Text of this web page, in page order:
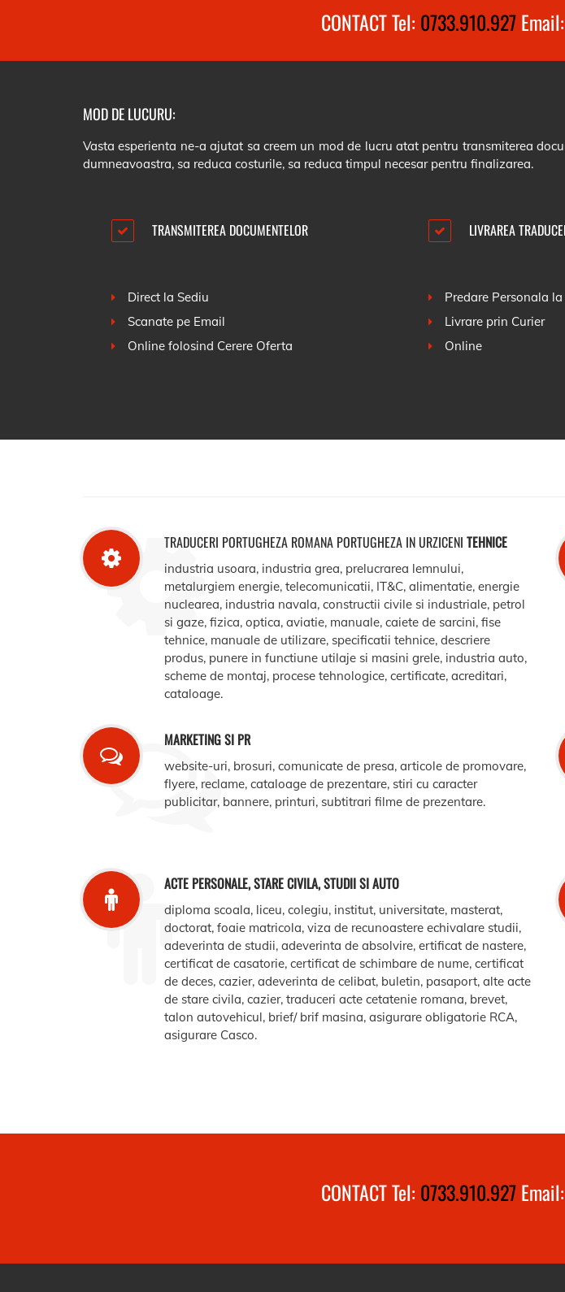
CONTACT Tel: 0733.910.927Email:
MOD DE LUCURU:
Vasta esperienta ne-a ajutat sa creem un mod de lucru atat pentru transmiterea
dumneavoastra, sa reduca costurile, sa reduca timpul necesar pentru finalizarea.
TRANSMITEREA DOCUMENTELOR
Direct la Sediu
Scanate pe Email
Online folosind Cerere Oferta
LIVRAREA
Predare Personala
Livrare prin Curier
Online
TRADUCERI PORTUGHEZA ROMANA PORTUGHEZA IN URZICENI TEHNICE
industria usoara, industria grea, prelucrarea lemnului,
metalurgiem energie, telecomunicatii, IT&C, alimentatie, energie
nuclearea, industria navala, constructii civile si industriale, petrol
si gaze, fizica, optica, aviatie, manuale, caiete de sarcini, fise
tehnice, manuale de utilizare, specificatii tehnice, descriere
produs, punere in functiune utilaje si masini grele, industria auto,
scheme de montaj, procese tehnologice, certificate, acreditari,
cataloage.
MARKETING SI PR
website-uri, brosuri, comunicate de presa, articole de promovare,
flyere, reclame, cataloage de prezentare, stiri cu caracter
publicitar, bannere, printuri, subtitrari filme de prezentare.
ACTE PERSONALE, STARE CIVILA, STUDII SI AUTO
diploma scoala, liceu, colegiu, institut, universitate, masterat,
doctorat, foaie matricola, viza de recunoastere echivalare studii,
adeverinta de studii, adeverinta de absolvire, ertificat de nastere,
certificat de casatorie, certificat de schimbare de nume, certificat
de deces, cazier, adeverinta de celibat, buletin, pasaport, alte acte
de stare civila, cazier, traduceri acte cetatenie romana, brevet,
talon autovehicul, brief/ brif masina, asigurare obligatorie RCA,
asigurare Casco.
CONTACT Tel: 0733.910.927Email: